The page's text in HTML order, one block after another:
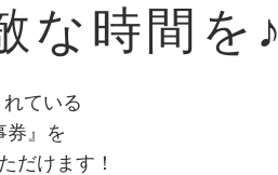
な時間を♪
ている
券』を
だけます！